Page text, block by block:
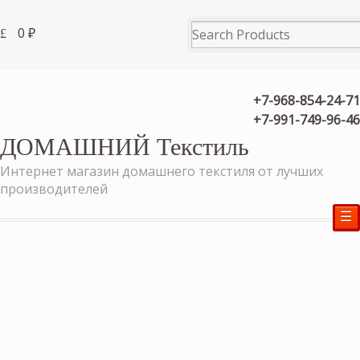
0 ₽
+7-968-854-24-71
+7-991-749-96-46
ДОМАШНИЙ Текстиль
Интернет магазин домашнего текстиля от лучших
производителей
☰